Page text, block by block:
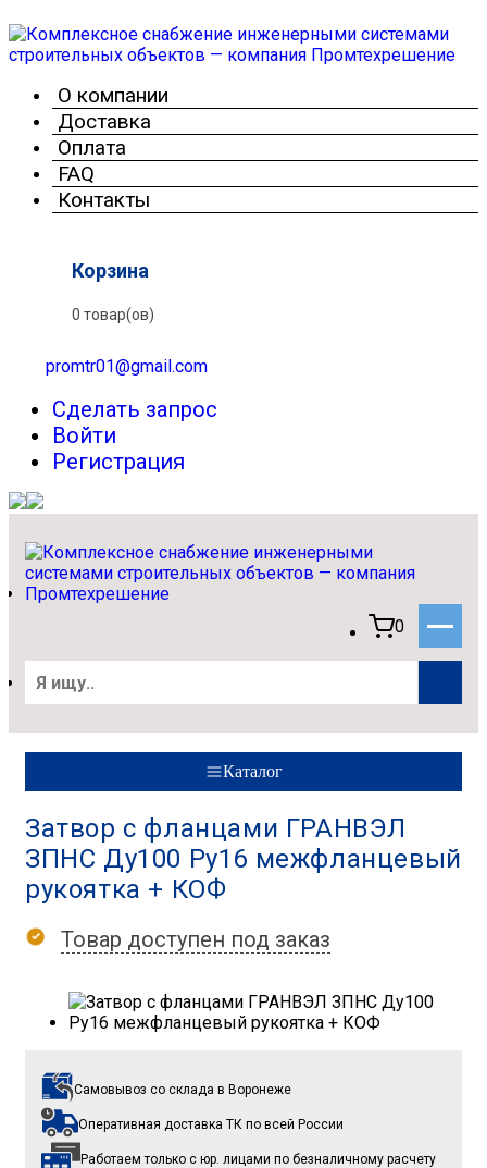
О компании
Доставка
Оплата
FAQ
Контакты
Корзина
0 товар(ов)
promtr01@gmail.com
Сделать запрос
Войти
Регистрация
0
Каталог
Затвор с фланцами ГРАНВЭЛ
ЗПНС Ду100 Ру16 межфланцевый
рукоятка + КОФ
Товар доступен под заказ
Самовывоз со склада в Воронеже
Оперативная доставка ТК по всей России
Работаем только с юр. лицами по безналичному расчету